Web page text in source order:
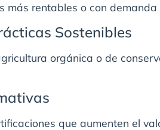
más rentables o con
Sostenibles
orgánica o de
que aumenten el